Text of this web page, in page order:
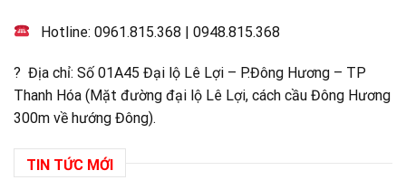
Hotline:0961.815.368 |0948.815.368
? Địa chỉ: Số 01A45 Đại lộ Lê Lợi – P.Đông Hương – TP
Thanh Hóa (Mặt đường đại lộ Lê Lợi, cách cầu Đông Hương
300m về hướng Đông).
TIN TỨC MỚI